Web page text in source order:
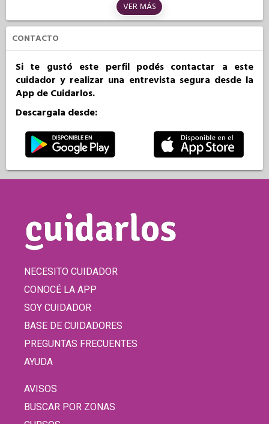
VER MÁS
CONTACTO
Si te gustó este perfil podés contactar a este
cuidador y realizar una entrevista segura desde la
App de Cuidarlos.
Descargala desde:
NECESITO CUIDADOR
CONOCÉ LA APP
SOY CUIDADOR
BASE DE CUIDADORES
PREGUNTAS FRECUENTES
AYUDA
AVISOS
BUSCAR POR ZONAS